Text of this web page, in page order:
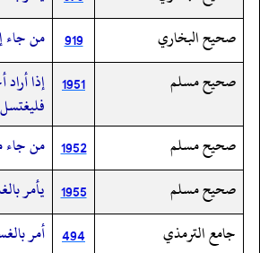
صحيح البخاري
919
من جاء
صحيح مسلم
1951 إذا
فليغتسل
صحيح مسلم
1952 من جاء
صحيح مسلم
1955 يأمر
جامع الترمذي
494 أمر